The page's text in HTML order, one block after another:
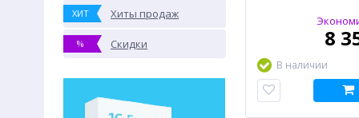
ХИТ Хиты продаж
% Скидки 8
В наличии